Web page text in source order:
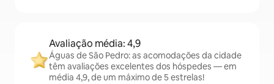
Avaliação média: 4,9
Águas de São Pedro: as acomodações da cidade
têm avaliações excelentes dos hóspedes — em
média 4,9, de um máximo de 5 estrelas!